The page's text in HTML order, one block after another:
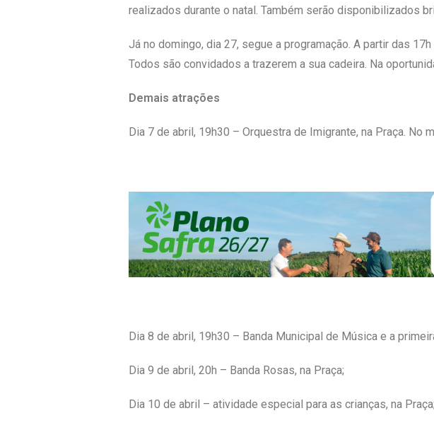
realizados durante o natal. Também serão disponibilizados
Já no domingo, dia 27, segue a programação. A partir das
Todos são convidados a trazerem a sua cadeira. Na
Demais atrações
Dia 7 de abril, 19h30 – Orquestra de Imigrante, na Praça.
Dia 8 de abril, 19h30 – Banda Municipal de Música e a
Dia 9 de abril, 20h – Banda Rosas, na Praça;
Dia 10 de abril – atividade especial para as crianças, na Praça;